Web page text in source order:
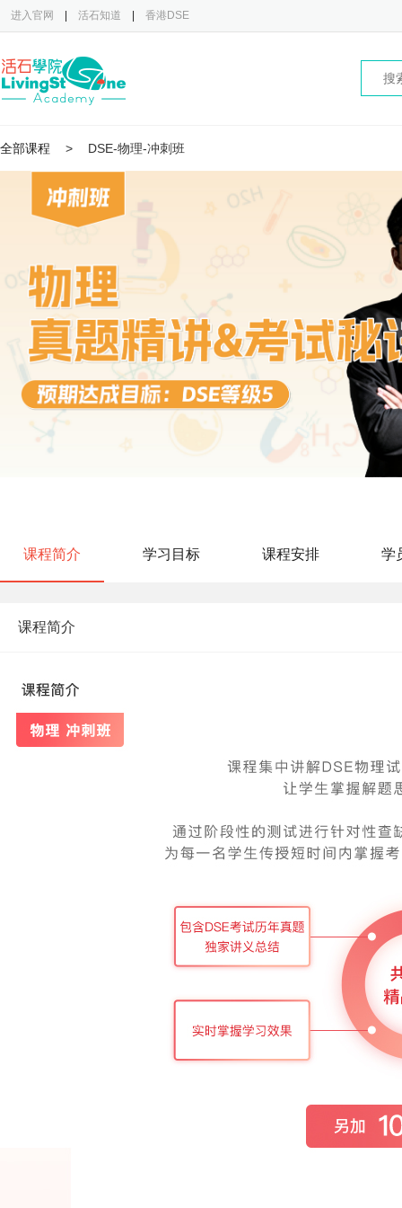
进入官网 活石知道 香港DSE
全部课程 > DSE-物理-冲刺班
课程简介 学习目标 课程安排 学
课程简介